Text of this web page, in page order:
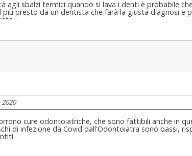
agli sbalzi termici quando si lava i denti è probabile
più presto da un dentista che farà la giusta diagnosi e
cure odontoiatriche, che sono fattibili anche in
di infezione da Covid dall'Odontoiatra sono bassi,